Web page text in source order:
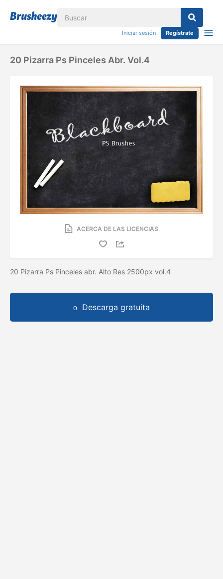
Iniciar sesión Regístrate
20 Pizarra Ps Pinceles Abr. Vol.4
ACERCA DE LAS LICENCIAS
20 Pizarra Ps Pinceles abr. Alto Res 2500px vol.4
Descarga gratuita